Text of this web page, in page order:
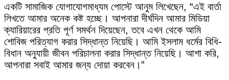
একটি সামাজিক যোগাযোগমাধ্যম পোস্টে আনুম লিখেছেন, “এই বার্তা
লিখতে আমার অনেক কষ্ট হচ্ছে। আপনারা দীর্ঘদিন আমার মিডিয়া
ক্যারিয়ারের প্রতি পূর্ণ সমর্থন দিয়েছেন, তবে এখন থেকে আমি
শোবিজ পরিত্যাগ করার সিদ্ধান্ত নিয়েছি। আমি ইসলাম ধর্মের বিধি-
বিধান অনুযায়ী জীবন পরিচালনা করার সিদ্ধান্ত নিয়েছি। আশা করি,
আপনারা সবাই আমার জন্য দোয়া করবেন।”